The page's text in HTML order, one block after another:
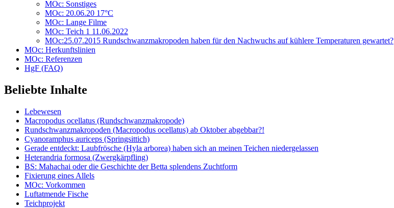
MOc: Sonstiges
MOc: 20.06.20 17°C
MOc: Lange Filme
MOc: Teich 1 11.06.2022
MOc:25.07.2015 Rundschwanzmakropoden haben für den Nachwuchs auf kühlere Temperaturen gewartet?
MOc: Herkunftslinien
MOc: Referenzen
HgF (FAQ)
Beliebte Inhalte
Lebewesen
Macropodus ocellatus (Rundschwanzmakropode)
Rundschwanzmakropoden (Macropodus ocellatus) ab Oktober abgebbar?!
Cyanoramphus auriceps (Springsittich)
Gerade entdeckt: Laubfrösche (Hyla arborea) haben sich an meinen Teichen niedergelassen
Heterandria formosa (Zwergkärpfling)
BS: Mahachai oder die Geschichte der Betta splendens Zuchtform
Fixierung eines Allels
MOc: Vorkommen
Luftatmende Fische
Teichprojekt